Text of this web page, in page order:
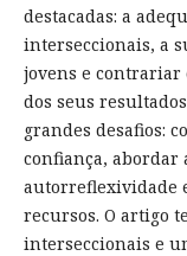
destacadas: a
interseccionais, a
jovens e contrariar
dos seus
grandes desafios:
confiança, abordar
autorreflexividade
recursos. O artigo
interseccionais e